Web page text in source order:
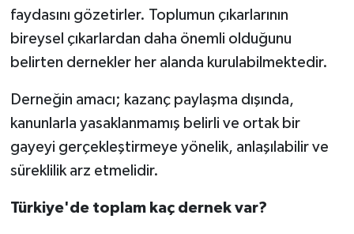
faydasını gözetirler. Toplumun çıkarlarının
bireysel çıkarlardan daha önemli olduğunu
belirten dernekler her alanda kurulabilmektedir.
Derneğin amacı; kazanç paylaşma dışında,
kanunlarla yasaklanmamış belirli ve ortak bir
gayeyi gerçekleştirmeye yönelik, anlaşılabilir ve
süreklilik arz etmelidir.
Türkiye'de toplam kaç dernek var?